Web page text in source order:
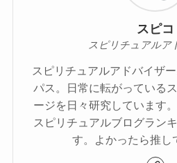
スピコ
スピリチュアルア
スピリチュアルアドバイザ
パス。日常に転がっている
ージを日々研究しています
スピリチュアルブログラン
す。よかったら推し